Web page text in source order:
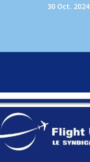
30 Oct. 2024